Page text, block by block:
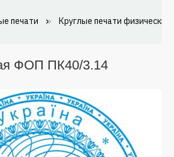
печати Круглые печати физических
ФОП ПК40/3.14